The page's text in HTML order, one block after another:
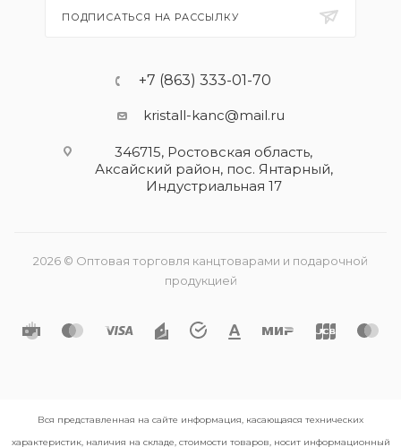
ПОДПИСАТЬСЯ НА РАССЫЛКУ
+7 (863) 333-01-70
kristall-kanc@mail.ru
346715, Ростовская область​,
Аксайский район, пос. Янтарный,
Индустриальная 17
2026 © Оптовая торговля канцтоварами и подарочной
продукцией
Вся представленная на сайте информация, касающаяся технических
характеристик, наличия на складе, стоимости товаров, носит информационный